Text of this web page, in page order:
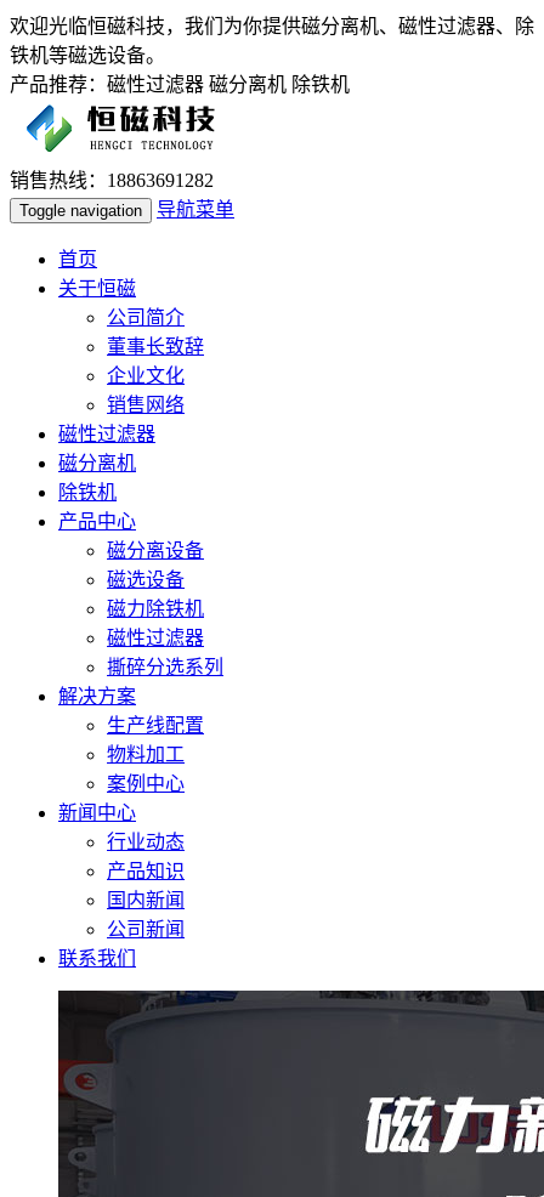
欢迎光临恒磁科技，我们为你提供磁分离机、磁性过滤器、除
铁机等磁选设备。
产品推荐：磁性过滤器 磁分离机 除铁机
销售热线：18863691282
Toggle navigation 导航菜单
首页
关于恒磁
公司简介
董事长致辞
企业文化
销售网络
磁性过滤器
磁分离机
除铁机
产品中心
磁分离设备
磁选设备
磁力除铁机
磁性过滤器
撕碎分选系列
解决方案
生产线配置
物料加工
案例中心
新闻中心
行业动态
产品知识
国内新闻
公司新闻
联系我们